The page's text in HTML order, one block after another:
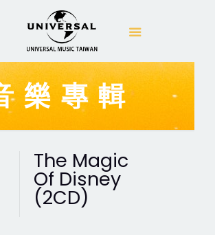
樂專輯
The Magic
Of Disney
(2CD)